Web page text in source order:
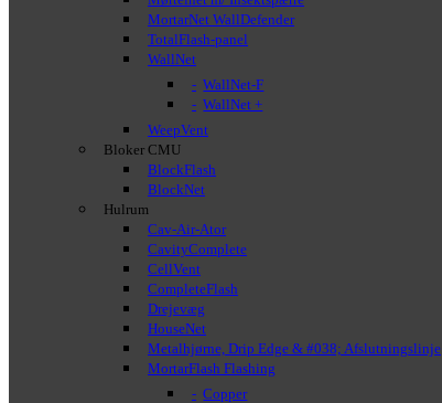
MortarNet WallDefender
TotalFlash-panel
WallNet
WallNet-F
WallNet +
WeepVent
Bloker CMU
BlockFlash
BlockNet
Hulrum
Cav-Air-Ator
CavityComplete
CellVent
CompleteFlash
Drejevæg
HouseNet
Metalhjørne, Drip Edge & #038; Afslutningslinje
MortarFlash Flashing
Copper